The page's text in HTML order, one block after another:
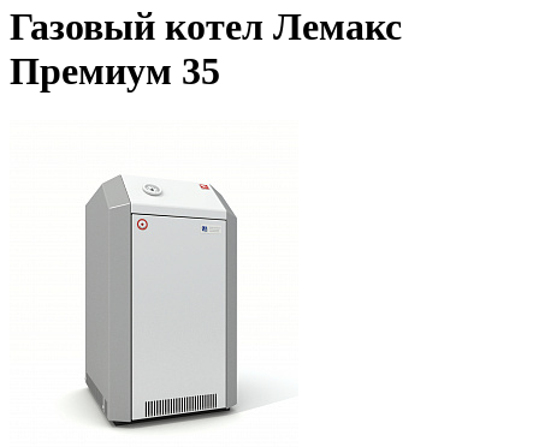
Газовый котел Лемакс
Премиум 35